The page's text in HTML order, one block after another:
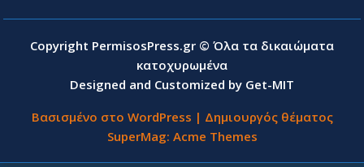
Copyright PermisosPress.gr © Όλα τα δικαιώματα
κατοχυρωμένα
Designed and Customized by Get-MIT
Βασισμένο στο WordPress | Δημιουργός θέματος
SuperMag: Acme Themes